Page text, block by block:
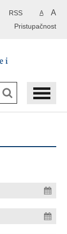
A A
RSS
Pristupačnost